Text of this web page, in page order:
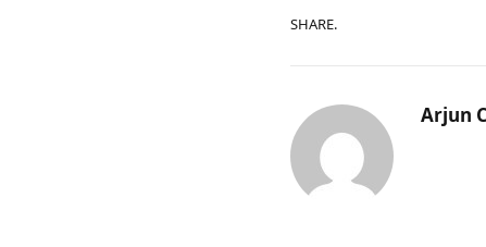
SHARE.
Arjun